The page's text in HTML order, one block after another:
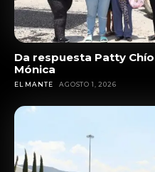
Da respuesta Patty
Mónica
EL MANTE AGOSTO 1, 2026